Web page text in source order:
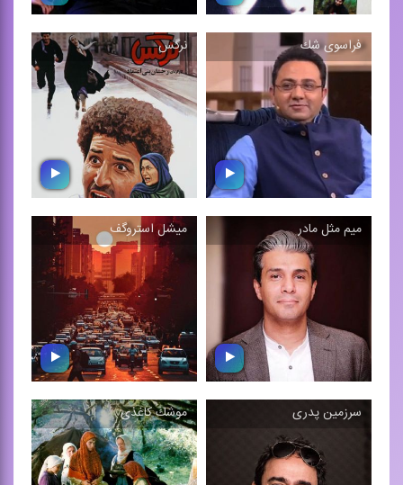
نسل سوخته
موسیقی فیلم اثر رامین بهنا،
1381
گردو
بخش‌هایی از موسیقی متن
فیلمی به همین نام
فراسوی شك
فراسوی شك
موسیقی متن فیلم
داستانی‌ای به همین نام به
كارگردانی ...
نرگس
نرگس
موسیقی فیلم اثر محمدرضا
علیقلی، 1370
میم مثل مادر
میم مثل مادر
موسیقی فیلم ، 1386
میشل استروگف
میشل استروگف
بازنوازی موسیقی فیلم اجرای
علی بیگلری ‌پور، 1375
سرزمین پدری موشك كاغذی